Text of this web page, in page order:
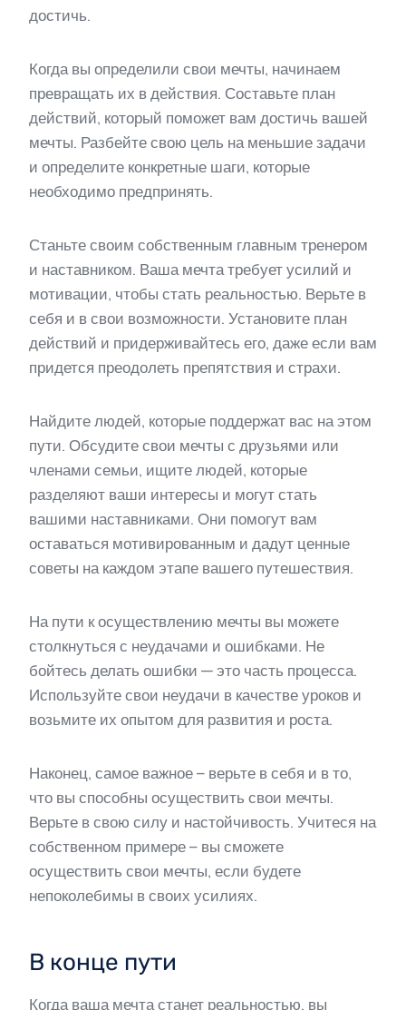
достичь.
Когда вы определили свои мечты, начинаем
превращать их в действия. Составьте план
действий, который поможет вам достичь вашей
мечты. Разбейте свою цель на меньшие задачи
и определите конкретные шаги, которые
необходимо предпринять.
Станьте своим собственным главным тренером
и наставником. Ваша мечта требует усилий и
мотивации, чтобы стать реальностью. Верьте в
себя и в свои возможности. Установите план
действий и придерживайтесь его, даже если вам
придется преодолеть препятствия и страхи.
Найдите людей, которые поддержат вас на этом
пути. Обсудите свои мечты с друзьями или
членами семьи, ищите людей, которые
разделяют ваши интересы и могут стать
вашими наставниками. Они помогут вам
оставаться мотивированным и дадут ценные
советы на каждом этапе вашего путешествия.
На пути к осуществлению мечты вы можете
столкнуться с неудачами и ошибками. Не
бойтесь делать ошибки — это часть процесса.
Используйте свои неудачи в качестве уроков и
возьмите их опытом для развития и роста.
Наконец, самое важное – верьте в себя и в то,
что вы способны осуществить свои мечты.
Верьте в свою силу и настойчивость. Учитеся на
собственном примере – вы сможете
осуществить свои мечты, если будете
непоколебимы в своих усилиях.
В конце пути
Когда ваша мечта станет реальностью, вы